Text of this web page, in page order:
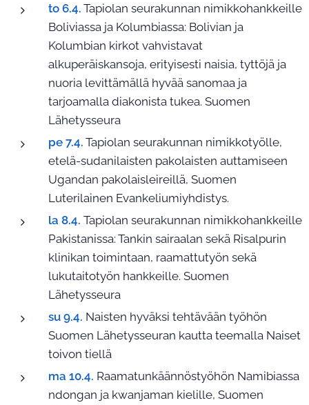
to 6.4. Tapiolan seurakunnan nimikkohankkeille
Boliviassa ja Kolumbiassa: Bolivian ja
Kolumbian kirkot vahvistavat
alkuperäiskansoja, erityisesti naisia, tyttöjä ja
nuoria levittämällä hyvää sanomaa ja
tarjoamalla diakonista tukea. Suomen
Lähetysseura
pe 7.4. Tapiolan seurakunnan nimikkotyölle,
etelä-sudanilaisten pakolaisten auttamiseen
Ugandan pakolaisleireillä, Suomen
Luterilainen Evankeliumiyhdistys.
la 8.4. Tapiolan seurakunnan nimikkohankkeille
Pakistanissa: Tankin sairaalan sekä Risalpurin
klinikan toimintaan, raamattutyön sekä
lukutaitotyön hankkeille. Suomen
Lähetysseura
su 9.4. Naisten hyväksi tehtävään työhön
Suomen Lähetysseuran kautta teemalla Naiset
toivon tiellä
ma 10.4. Raamatunkäännöstyöhön Namibiassa
ndongan ja kwanjaman kielille, Suomen